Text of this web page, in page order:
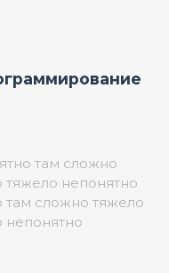
там сложно
непонятно
там сложно тяжело
непонятно